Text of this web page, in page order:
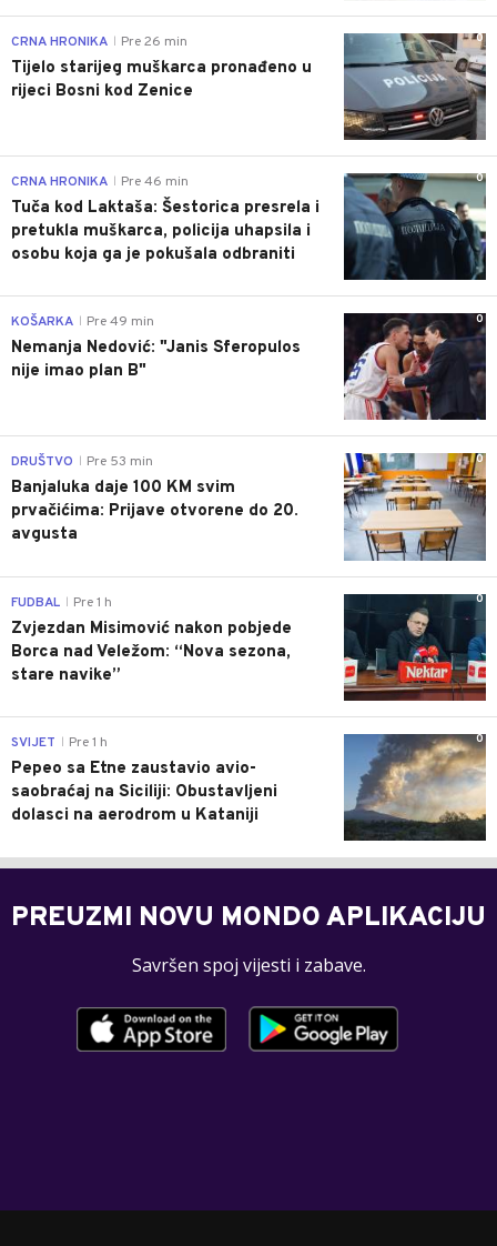
0
CRNA HRONIKA Pre 26 min
Tijelo starijeg muškarca pronađeno u
rijeci Bosni kod Zenice
0
CRNA HRONIKA Pre 46 min
Tuča kod Laktaša: Šestorica presrela i
pretukla muškarca, policija uhapsila i
osobu koja ga je pokušala odbraniti
0
KOŠARKA Pre 49 min
Nemanja Nedović: "Janis Sferopulos
nije imao plan B"
0
DRUŠTVO Pre 53 min
Banjaluka daje 100 KM svim
prvačićima: Prijave otvorene do 20.
avgusta
0
FUDBAL Pre 1 h
Zvjezdan Misimović nakon pobjede
Borca nad Veležom: “Nova sezona,
stare navike”
0
SVIJET Pre 1 h
Pepeo sa Etne zaustavio avio-
saobraćaj na Siciliji: Obustavljeni
dolasci na aerodrom u Kataniji
PREUZMI NOVU MONDO APLIKACIJU
Savršen spoj vijesti i zabave.